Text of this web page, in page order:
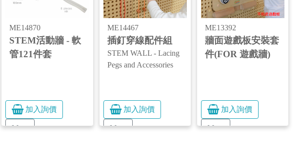
ME14870
STEM活動牆 - 軟
管121件套
加入詢價
More
ME14467
插釘穿線配件組
STEM WALL - Lacing
Pegs and Accessories
加入詢價
More
ME13392
牆面遊戲板安裝套
件(FOR 遊戲牆)
加入詢價
More